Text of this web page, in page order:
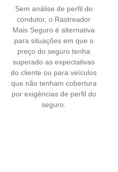
Sem análise de perfil do
condutor, o Rastreador
Mais Seguro é alternativa
para situações em que o
preço do seguro tenha
superado as expectativas
do cliente ou para veículos
que não tenham cobertura
por exigências de perfil do
seguro.